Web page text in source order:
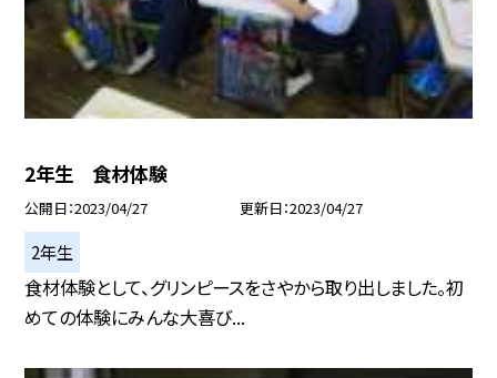
2年生 食材体験
公開日 2023/04/27 更新日 2023/04/27
2年生
食材体験として、グリンピースをさやから取り出しました。初
めての体験にみんな大喜び...